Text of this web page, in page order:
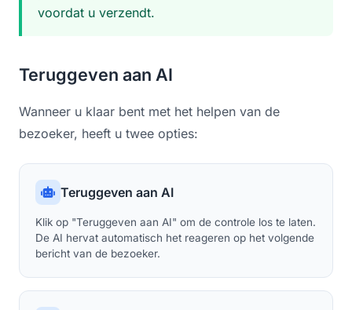
voordat u verzendt.
Teruggeven aan AI
Wanneer u klaar bent met het helpen van de
bezoeker, heeft u twee opties:
Teruggeven aan AI
Klik op "Teruggeven aan AI" om de controle los te laten.
De AI hervat automatisch het reageren op het volgende
bericht van de bezoeker.